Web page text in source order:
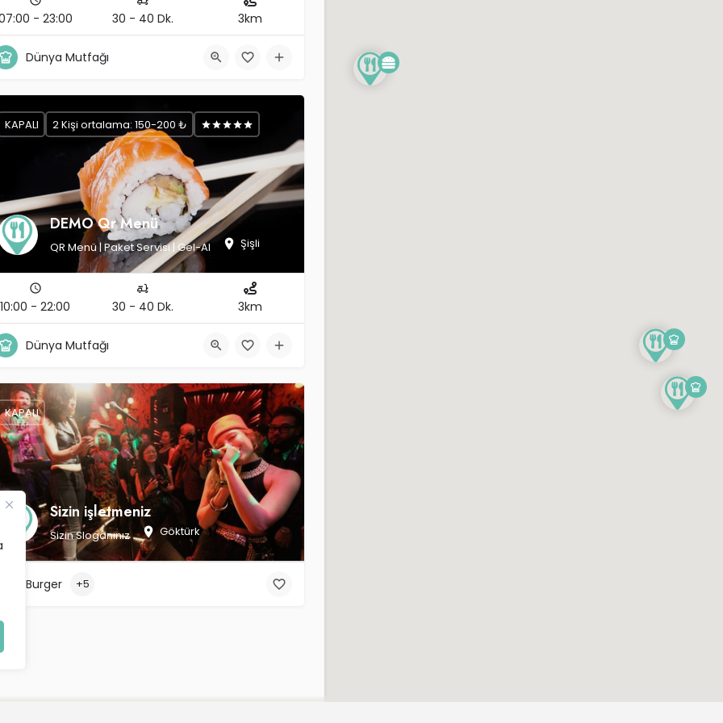
- 23:00 30 - 40 Dk. 3km
Dünya Mutfağı
DEMO Qr Menü
QR Menü | Paket Servisi | Gel-Al Şişli
KAPALI 2 Kişi ortalama: 150-200 ₺
10:00 - 22:00 30 - 40 Dk. 3km
Dünya Mutfağı
Sizin işletmeniz
Sizin Sloganınız Göktürk
KAPALI
Burger +5